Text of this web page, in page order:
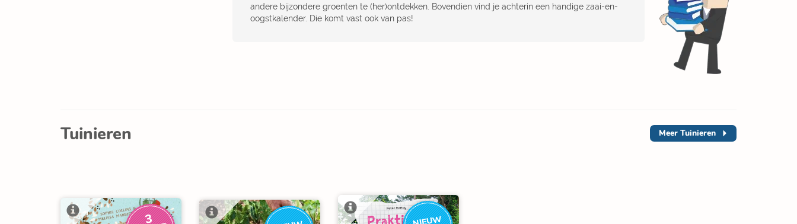
andere bijzondere groenten te (her)ontdekken. Bovendien vind je achterin een handige zaai-en-
oogstkalender. Die komt vast ook van pas!
Tuinieren Meer Tuinieren
3
V
O
O